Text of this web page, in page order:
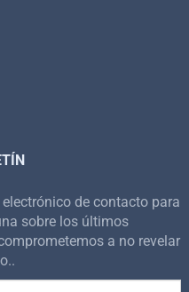
de contacto para
sobre los últimos
a no revelar